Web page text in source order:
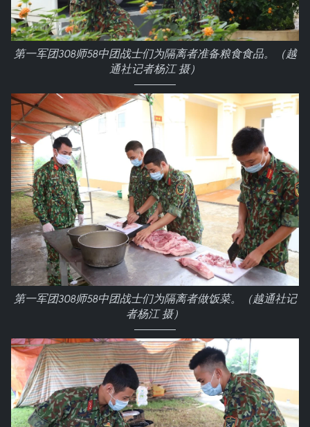
第一军团308师58中团战士们为隔离者准备粮食食品。（越
通社记者杨江 摄）
第一军团308师58中团战士们为隔离者做饭菜。（越通社记
者杨江 摄）